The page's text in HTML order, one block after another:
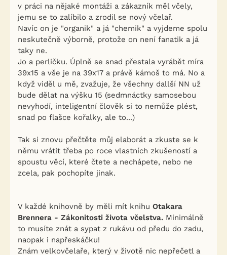
v práci na nějaké montáži a zákazník měl včely,
jemu se to zalíbilo a zrodil se nový včelař.
Navíc on je "organik" a já "chemik" a vyjdeme spolu
neskutečně výborně, protože on není fanatik a já
taky ne.
Jo a perličku. Úplně se snad přestala vyrábět míra
39x15 a vše je na 39x17 a právě kámoš to má. No a
když viděl u mě, zvažuje, že všechny dallší NN už
bude dělat na výšku 15 (sedmnáctky samosebou
nevyhodí, inteligentní člověk si to nemůže plést,
snad po flašce kořalky, ale to...)
Tak si znovu přečtěte můj elaborát a zkuste se k
němu vrátit třeba po roce vlastních zkušeností a
spoustu věcí, které čtete a nechápete, nebo ne
zcela, pak pochopíte jinak.
V každé knihovně by měli mít knihu Otakara
Brennera - Zákonitosti života včelstva. Minimálně
to musíte znát a sypat z rukávu od předu do zadu,
naopak i napřeskáčku!
Znám velkovčelaře, který v životě nic nepřečetl a